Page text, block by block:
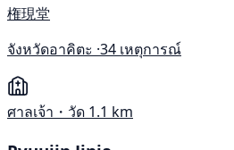
権現堂
จังหวัดอาคิตะ ·34 เหตุการณ์
ศาลเจ้า・วัด 1.1 km